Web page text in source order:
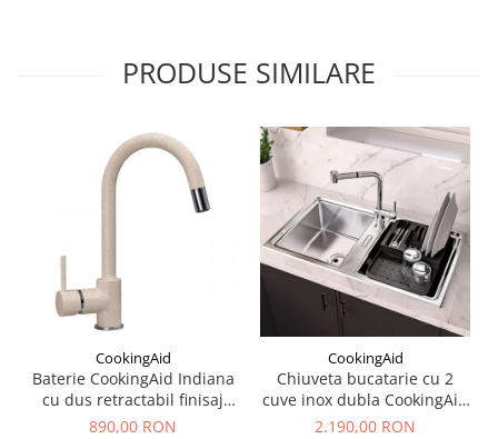
PRODUSE SIMILARE
CookingAid
Baterie CookingAid Indiana
cu dus retractabil finisaj
granit Bej Pigmentat /
890,00 RON
CookingAid
Chiuveta bucatarie cu 2
cuve inox dubla CookingAid
FUSION 86BB
2.190,00 RON